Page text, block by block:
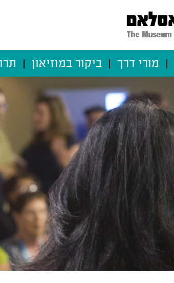
מורי דרך ביקור במוזיאון